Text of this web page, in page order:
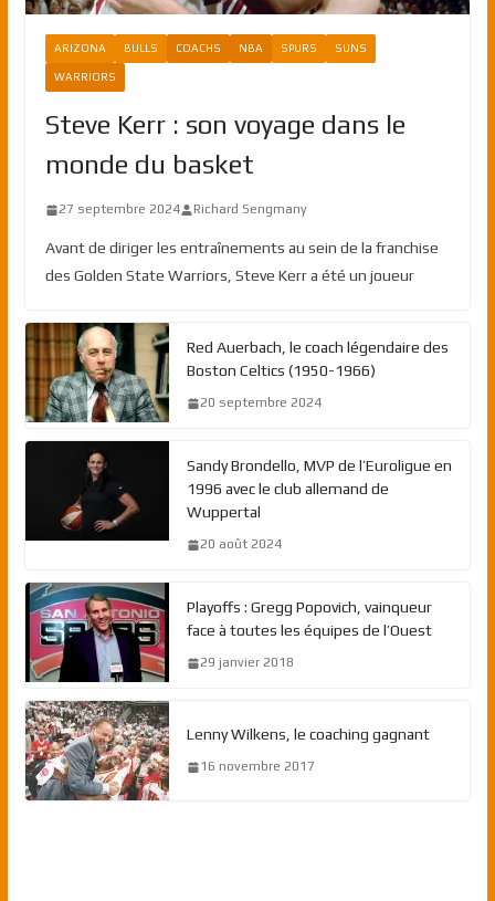
ARIZONA BULLS COACHS NBA SPURS SUNS
WARRIORS
Steve Kerr : son voyage dans le
monde du basket
27 septembre 2024 Richard Sengmany
Avant de diriger les entraînements au sein de la franchise
des Golden State Warriors, Steve Kerr a été un joueur
Red Auerbach, le coach légendaire des
Boston Celtics (1950-1966)
20 septembre 2024
Sandy Brondello, MVP de l’Euroligue en
1996 avec le club allemand de
Wuppertal
20 août 2024
Playoffs : Gregg Popovich, vainqueur
face à toutes les équipes de l’Ouest
29 janvier 2018
Lenny Wilkens, le coaching gagnant
16 novembre 2017